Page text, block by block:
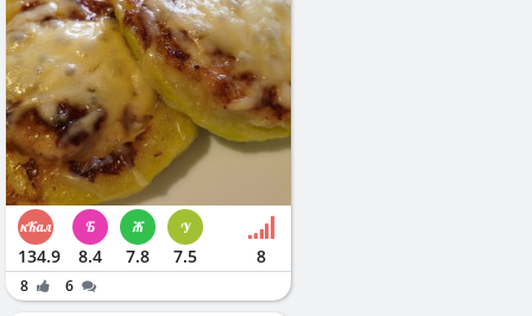
134.9 8.4 7.8 7.5 8
8 6